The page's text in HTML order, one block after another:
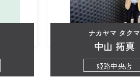
ナカヤマ タクマ
中山 拓真
姫路中央店